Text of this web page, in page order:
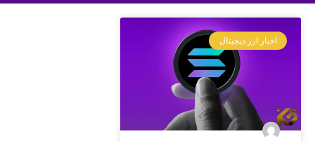
اخبار ارز دیجیتال